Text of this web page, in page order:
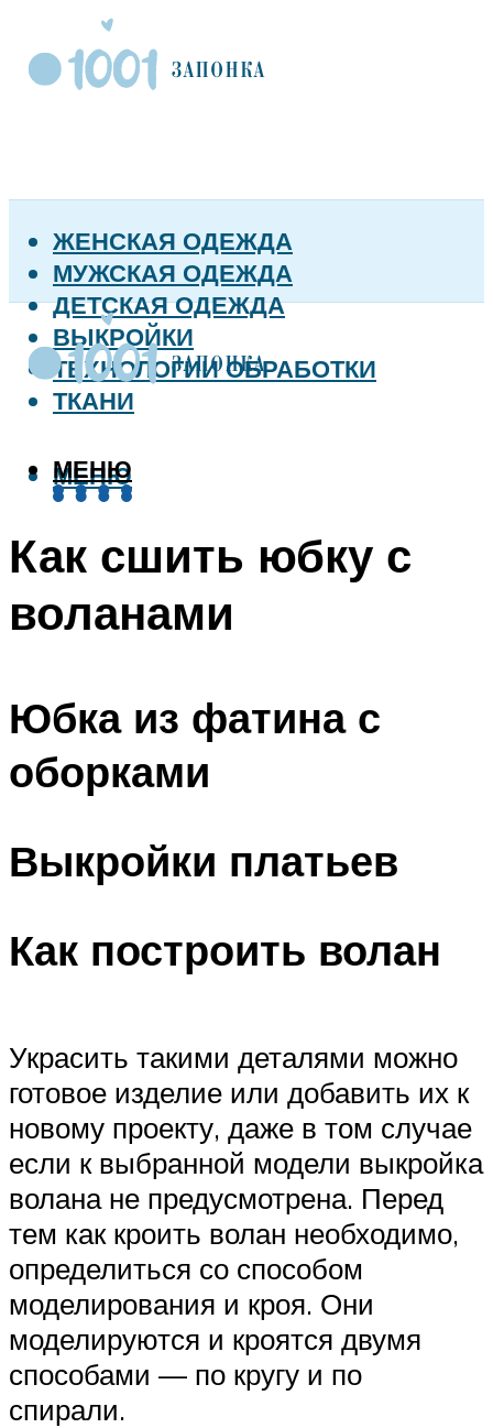
ЖЕНСКАЯ ОДЕЖДА
МУЖСКАЯ ОДЕЖДА
ДЕТСКАЯ ОДЕЖДА
ВЫКРОЙКИ
ТЕХНОЛОГИИ ОБРАБОТКИ
ТКАНИ
МЕНЮ
МЕНЮ
Как сшить юбку с
воланами
Юбка из фатина с
оборками
Выкройки платьев
Как построить волан
Украсить такими деталями можно
готовое изделие или добавить их к
новому проекту, даже в том случае
если к выбранной модели выкройка
волана не предусмотрена. Перед
тем как кроить волан необходимо,
определиться со способом
моделирования и кроя. Они
моделируются и кроятся двумя
способами — по кругу и по
спирали.